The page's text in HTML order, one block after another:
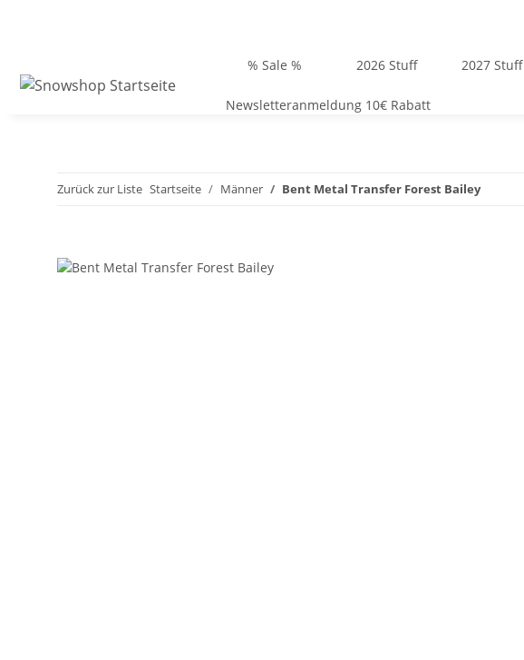
% Sale % 2026 Stuff 2027 Stuff
Newsletteranmeldung 10€ Rabatt
Zurück zur Liste Startseite Männer Bent Metal Transfer Forest Bailey